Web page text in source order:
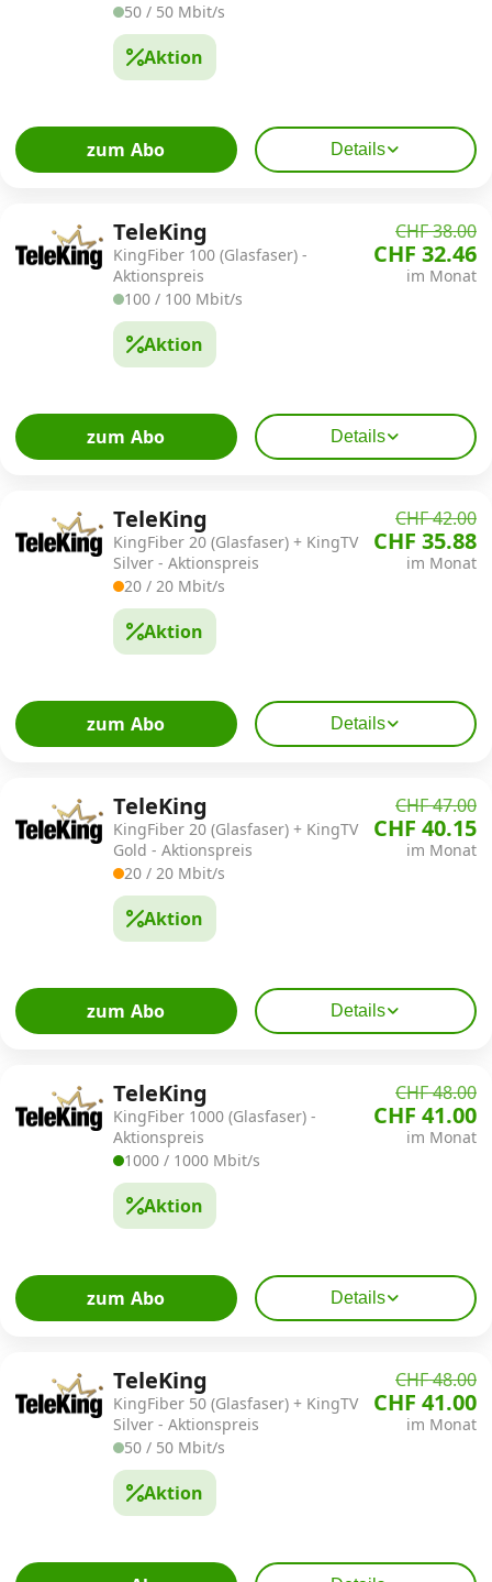
Datenschutz· Impressum
50 / 50 Mbit/s
Aktion
zum Abo Details
TeleKing
KingFiber 100 (Glasfaser) -
Aktionspreis
100 / 100 Mbit/s
Aktion
CHF 38.00
CHF 32.46
im Monat
zum Abo Details
TeleKing
KingFiber 20 (Glasfaser) + KingTV
Silver - Aktionspreis
20 / 20 Mbit/s
Aktion
CHF 42.00
CHF 35.88
im Monat
zum Abo Details
TeleKing
KingFiber 20 (Glasfaser) + KingTV
Gold - Aktionspreis
20 / 20 Mbit/s
Aktion
CHF 47.00
CHF 40.15
im Monat
zum Abo Details
TeleKing
KingFiber 1000 (Glasfaser) -
Aktionspreis
1000 / 1000 Mbit/s
Aktion
CHF 48.00
CHF 41.00
im Monat
zum Abo Details
TeleKing
KingFiber 50 (Glasfaser) + KingTV
Silver - Aktionspreis
50 / 50 Mbit/s
Aktion
CHF 48.00
CHF 41.00
im Monat